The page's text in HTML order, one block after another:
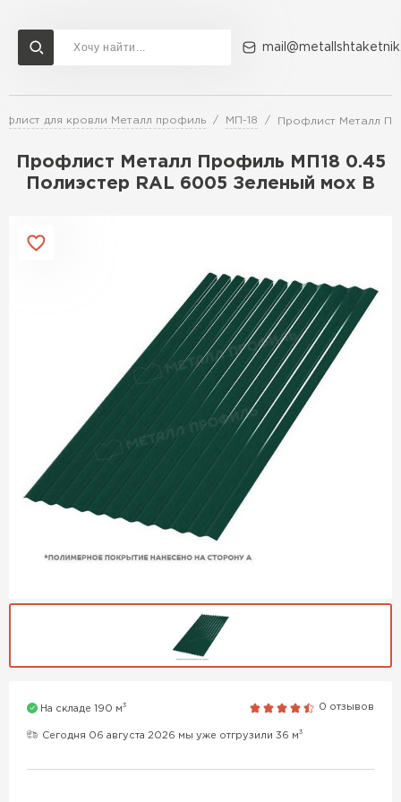
для кровли Металл профиль МП-18 Профлист Металл
Профлист Металл Профиль МП18 0.45
Полиэстер RAL 6005 Зеленый мох B
На складе 190 м3 0 отзывов
Сегодня 06 августа 2026 мы уже отгрузили 36 м3
Доставка и оплата Акции О компании Контакты
Перейти в каталог